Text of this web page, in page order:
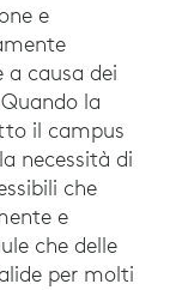
e
causa dei
la
il campus
necessità di
che
e
che delle
per molti